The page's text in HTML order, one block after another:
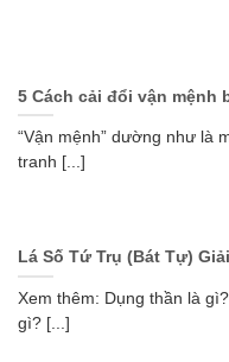
5 Cách cải đổi vận mệnh
“Vận mệnh” dường như là
tranh [...]
Lá Số Tứ Trụ (Bát Tự)
Xem thêm: Dụng thần là
gì? [...]